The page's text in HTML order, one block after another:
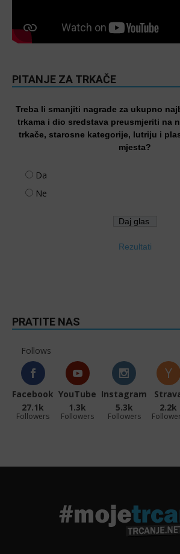
PITANJE ZA TRKAČE
Treba li smanjiti nagrade za ukupno
trkama i dio sredstava preusmjeriti na
trkače, starosne kategorije, lutriju i
mjesta?
Da
Ne
Rezultati
PRATITE NAS
Follows
Facebook
27.1k
Followers
YouTube
1.3k
Followers
Instagram
5.3k
Followers
2.2k